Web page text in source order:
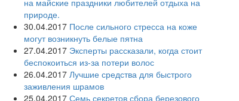
на майские праздники любителей отдыха на
природе.
30.04.2017 После сильного стресса на коже
могут возникнуть белые пятна
27.04.2017 Эксперты рассказали, когда стоит
беспокоиться из-за потери волос
26.04.2017 Лучшие средства для быстрого
заживления шрамов
25.04.2017 Семь секретов сбора березового